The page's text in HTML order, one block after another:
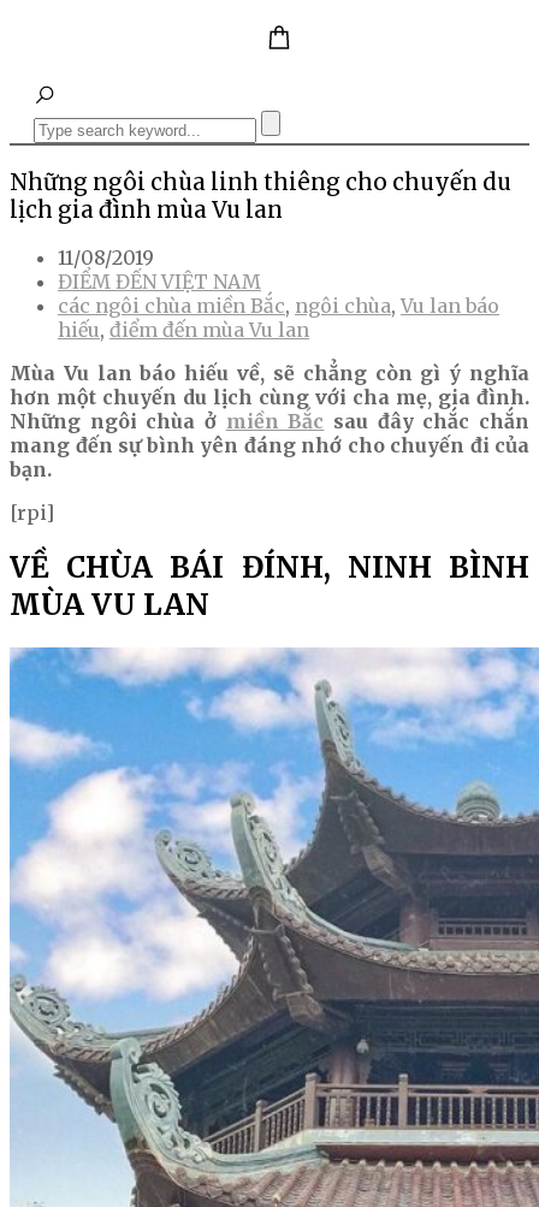
Những ngôi chùa linh thiêng cho chuyến du
lịch gia đình mùa Vu lan
11/08/2019
ĐIỂM ĐẾN VIỆT NAM
các ngôi chùa miền Bắc, ngôi chùa,Vu lan báo
hiếu, điểm đến mùa Vu lan
Mùa Vu lan báo hiếu về, sẽ chẳng còn gì ý nghĩa
hơn một chuyến du lịch cùng với cha mẹ, gia đình.
Những ngôi chùa ở miền Bắc sau đây chắc chắn
mang đến sự bình yên đáng nhớ cho chuyến đi của
bạn.
[rpi]
VỀ CHÙA BÁI ĐÍNH, NINH BÌNH
MÙA VU LAN